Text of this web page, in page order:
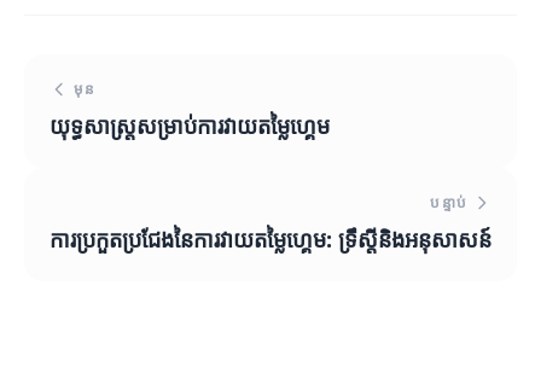
មុន
យុទ្ធសាស្ត្រសម្រាប់ការវាយតម្លៃហ្គេម
បន្ទាប់
ការប្រកួតប្រជែងនៃការវាយតម្លៃហ្គេម: ទ្រឹស្តីនិងអនុសាសន៍